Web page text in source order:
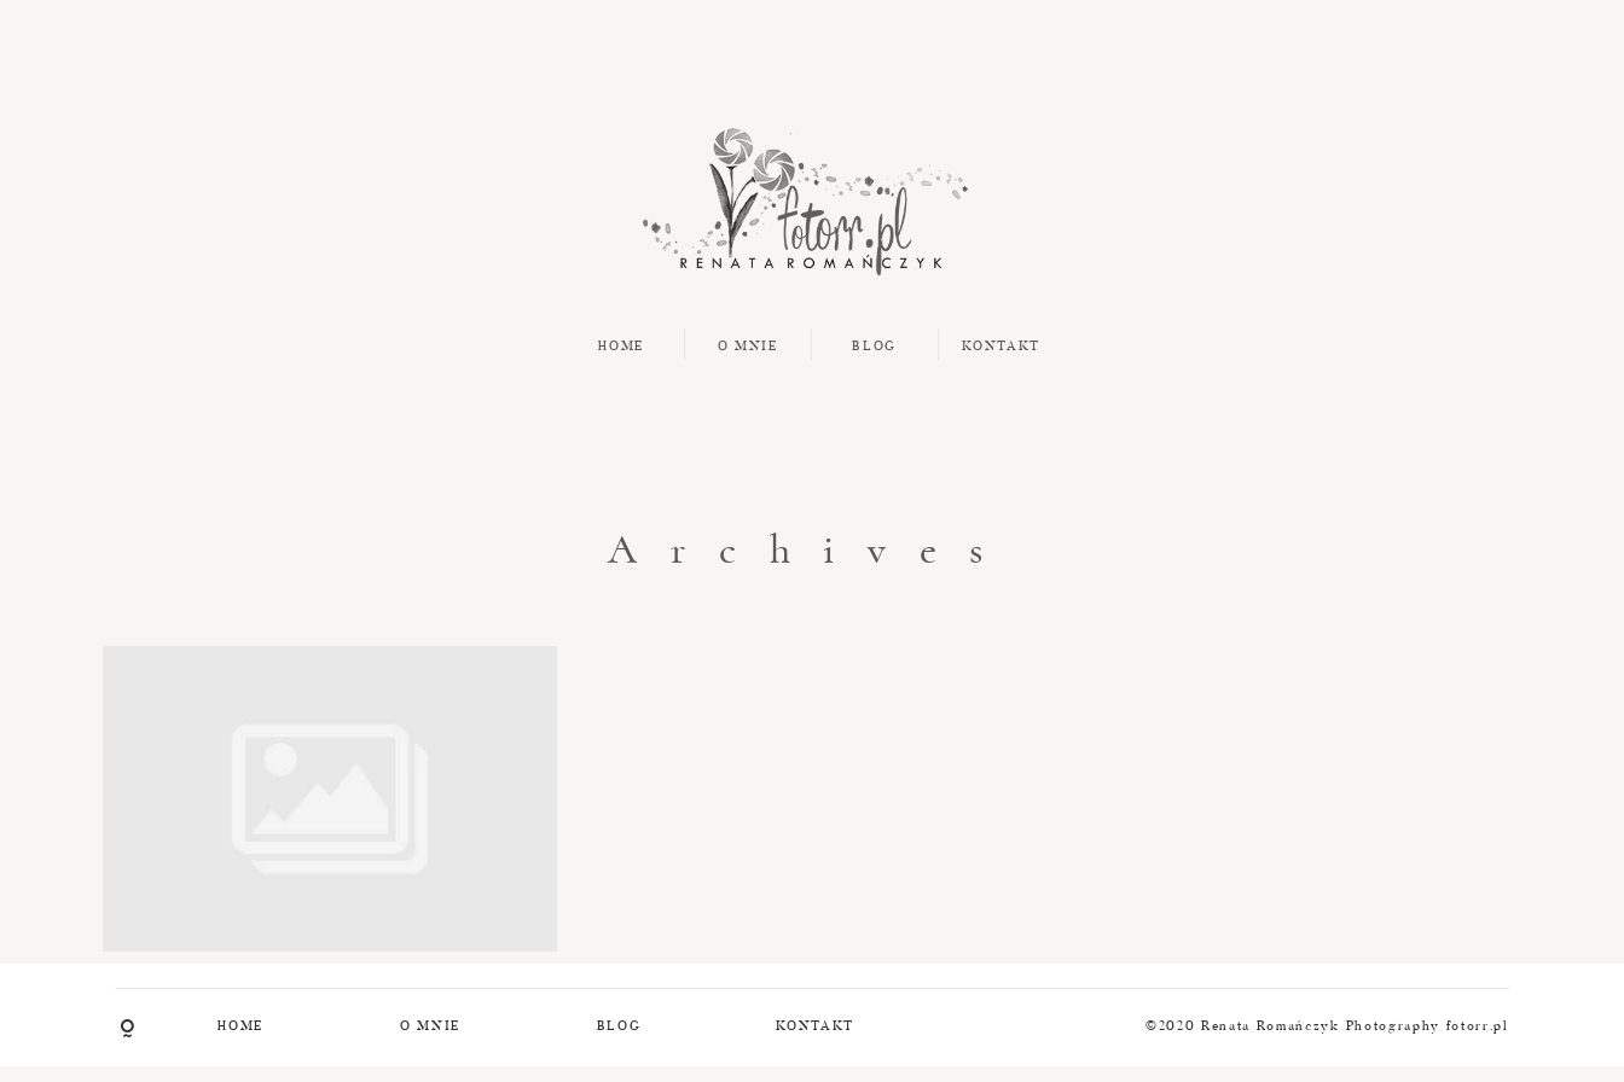
HOME O MNIE BLOG KONTAKT
Archives
HOME O MNIE BLOG KONTAKT ©2020 Renata Romańczyk Photography fotorr.pl